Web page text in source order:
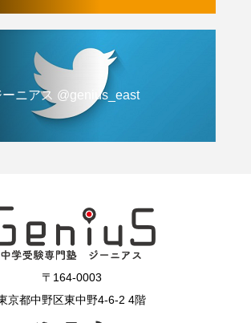
ニアス @genius_east
〒164-0003
京都中野区東中野4-6-2 4階